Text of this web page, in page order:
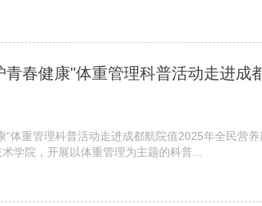
春健康"体重管理科普活动走进成
重管理科普活动走进成都航院值2025年全民营
学院，开展以体重管理为主题的科普...